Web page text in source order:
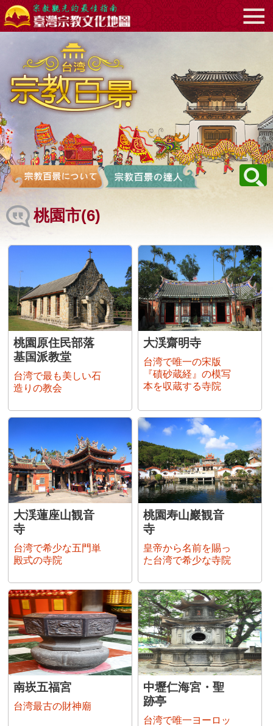
メ
イ
ン
エ
リ
ア
へ
直
接
移
動
す
る
:::
桃園市(6)
桃園原住民部落
基国派教堂
台湾で最も美しい石
造りの教会
大渓齋明寺
台湾で唯一の宋版
『磧砂蔵経』の模写
本を収蔵する寺院
大渓蓮座山観音
寺
台湾で希少な五門単
殿式の寺院
桃園寿山巖観音
寺
皇帝から名前を賜っ
た台湾で希少な寺院
南崁五福宮
台湾最古の財神廟
中壢仁海宮・聖
跡亭
台湾で唯一ヨーロッ